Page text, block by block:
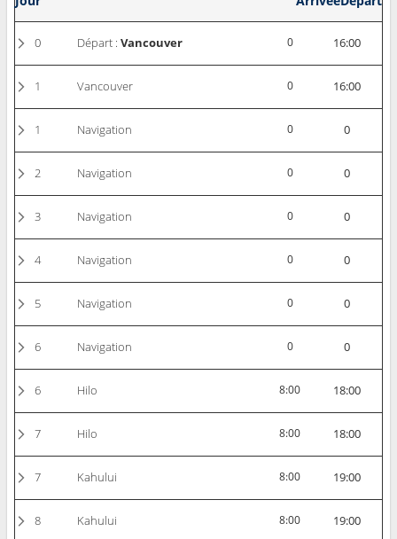
0 Départ :Vancouver 0 16:00
1 Vancouver 0 16:00
1 Navigation 0 0
2 Navigation 0 0
3 Navigation 0 0
4 Navigation 0 0
5 Navigation 0 0
6 Navigation 0 0
6 Hilo 8:00 18:00
7 Hilo 8:00 18:00
7 Kahului 8:00 19:00
8 Kahului 8:00 19:00